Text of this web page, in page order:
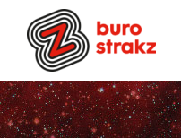
naar
inhoud